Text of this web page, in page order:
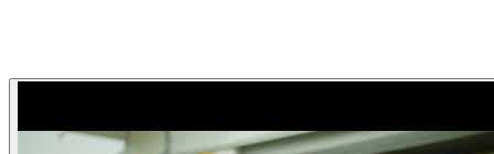
Garageportexperten